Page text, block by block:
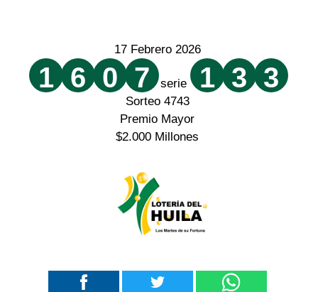
17 Febrero 2026
1 6 0 7 serie 1 3 3
Sorteo 4743
Premio Mayor
$2.000 Millones